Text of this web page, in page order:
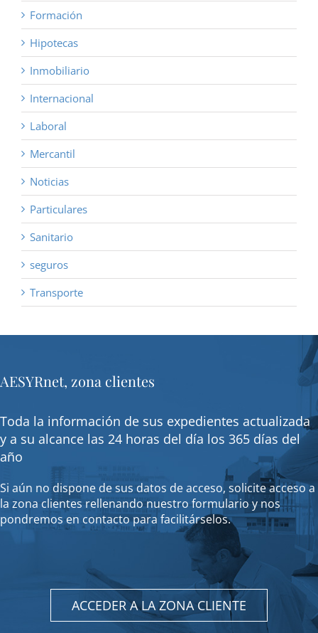
Formación
Hipotecas
Inmobiliario
Internacional
Laboral
Mercantil
Noticias
Particulares
Sanitario
seguros
Transporte
AESYRnet, zona clientes
Toda la información de sus expedientes actualizada
y a su alcance las 24 horas del día los 365 días del
año
Si aún no dispone de sus datos de acceso, solicite acceso a
la zona clientes rellenando nuestro formulario y nos
pondremos en contacto para facilitárselos.
ACCEDER A LA ZONA CLIENTE